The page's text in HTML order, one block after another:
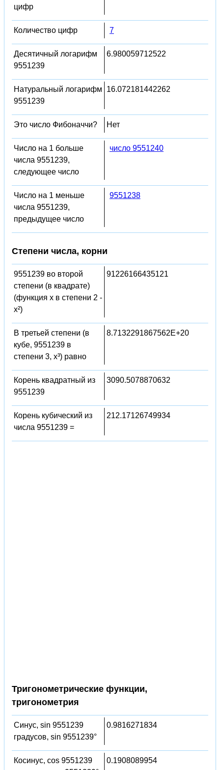
цифр
Количество цифр 7
Десятичный логарифм
9551239
6.980059712522
Натуральный логарифм
9551239
16.072181442262
Это число Фибоначчи? Нет
Число на 1 больше
числа 9551239,
следующее число
число 9551240
Число на 1 меньше
числа 9551239,
предыдущее число
9551238
Степени числа, корни
9551239 во второй
степени (в квадрате)
(функция x в степени 2 -
x²)
91226166435121
В третьей степени (в
кубе, 9551239 в
степени 3, x³) равно
8.7132291867562E+20
Корень квадратный из
9551239
3090.5078870632
Корень кубический из
числа 9551239 =
212.17126749934
Тригонометрические функции,
тригонометрия
Синус, sin 9551239
градусов, sin 9551239°
0.9816271834
Косинус, cos 9551239
0.1908089954